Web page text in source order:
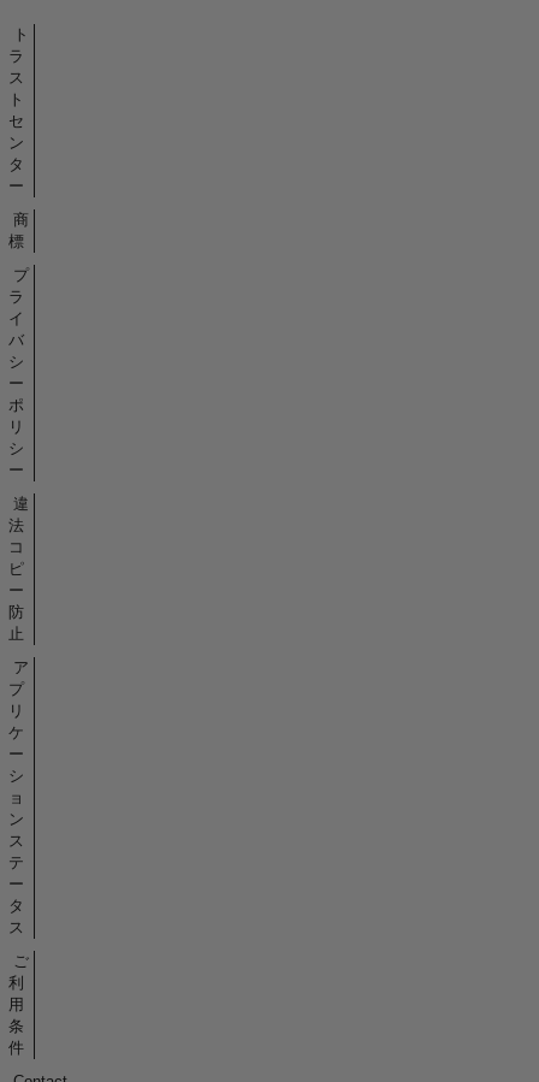
ト
ラ
ス
ト
セ
ン
タ
ー
商
標
プ
ラ
イ
バ
シ
ー
ポ
リ
シ
ー
違
法
コ
ピ
ー
防
止
ア
プ
リ
ケ
ー
シ
ョ
ン
ス
テ
ー
タ
ス
ご
利
用
条
件